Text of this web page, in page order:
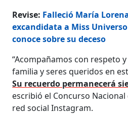
Revise: Falleció María
excandidata a Miss
conoce sobre su deceso
“Acompañamos con respeto
familia y seres queridos en
Su recuerdo permanecerá
escribió el Concurso Nacional
red social Instagram.